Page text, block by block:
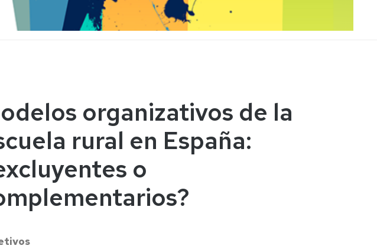
organizativos de la
rural en España:
o